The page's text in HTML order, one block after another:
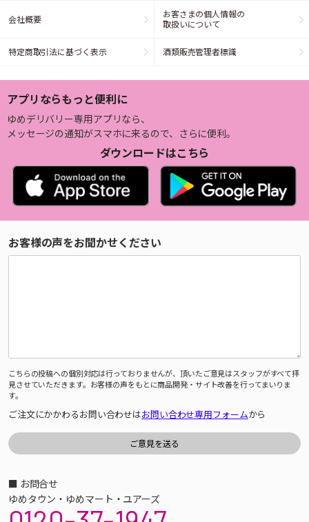
会社概要
お客さまの個人情報の
取扱いについて
特定商取引法に基づく表示 酒類販売管理者標識
アプリならもっと便利に
ゆめデリバリー専用アプリなら、
メッセージの通知がスマホに来るので、さらに便利。
ダウンロードはこちら
お客様の声をお聞かせください
こちらの投稿への個別対応は行っておりませんが、頂いたご意見はスタッフがすべて拝
見させていただきます。お客様の声をもとに商品開発・サイト改善を行ってまいりま
す。
ご注文にかかわるお問い合わせはお問い合わせ専用フォームから
■ お問合せ
ゆめタウン・ゆめマート・ユアーズ